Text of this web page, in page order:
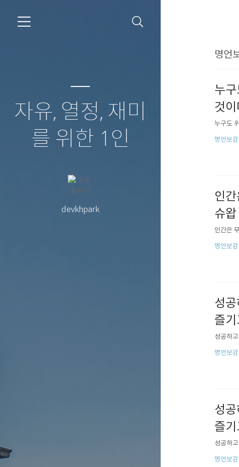
자유, 열정, 재미
를 위한 1인
devkhpark
명언
누
것
누구도
명언보감
인
슈왑
인간은
명언보감
성
즐
성공하
명언보감
성
즐
성공하
명언보감